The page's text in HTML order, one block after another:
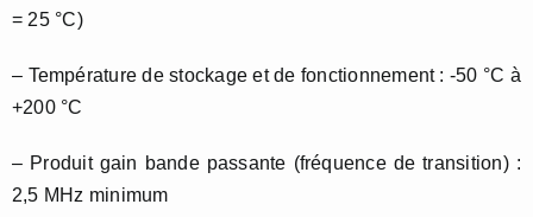
= 25 °C)
– Température de stockage et de fonctionnement : -50 °C à
+200 °C
– Produit gain bande passante (fréquence de transition) :
2,5 MHz minimum